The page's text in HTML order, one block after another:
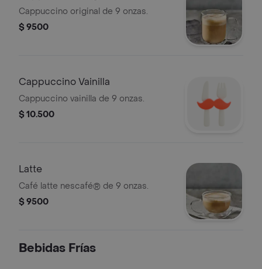
Cappuccino original de 9 onzas.
$ 9500
Cappuccino Vainilla
Cappuccino vainilla de 9 onzas.
$ 10.500
Latte
Café latte nescafé® de 9 onzas.
$ 9500
Bebidas Frías